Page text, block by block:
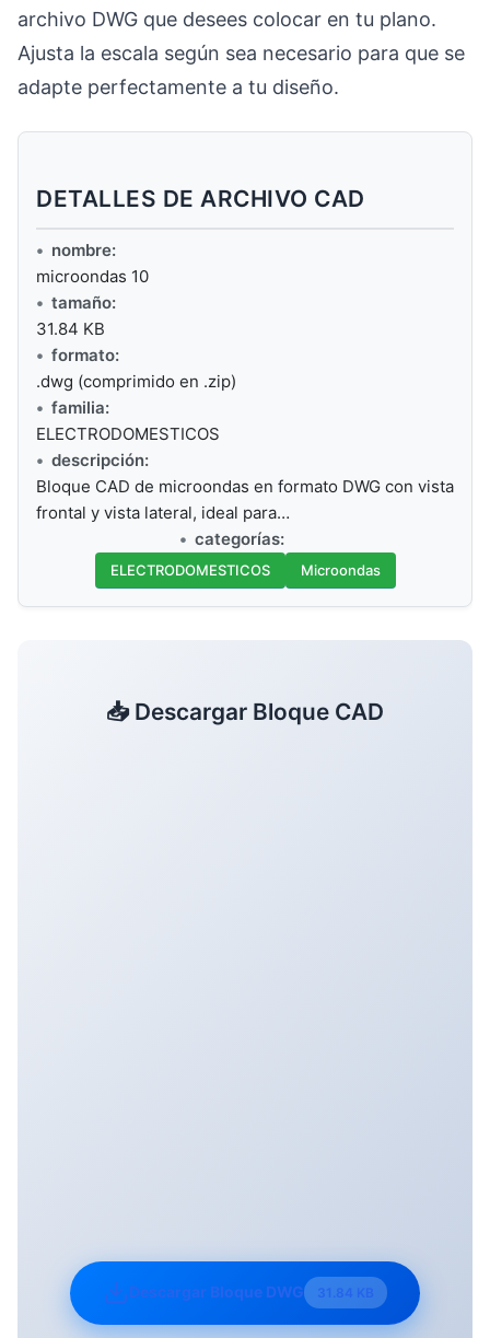
archivo DWG que desees colocar en tu plano.
Ajusta la escala según sea necesario para que se
adapte perfectamente a tu diseño.
DETALLES DE ARCHIVO CAD
nombre:
microondas 10
tamaño:
31.84 KB
formato:
.dwg (comprimido en .zip)
familia:
ELECTRODOMESTICOS
descripción:
Bloque CAD de microondas en formato DWG con vista
frontal y vista lateral, ideal para…
categorías:
ELECTRODOMESTICOS Microondas
📥 Descargar Bloque CAD
Descargar Bloque DWG 31.84 KB